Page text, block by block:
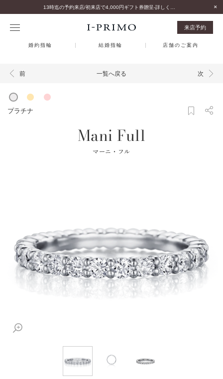
来店予約
婚約指輪 結婚指輪 店舗のご案内
前 一覧へ戻る 次
プラチナ
Mani Full
マーニ・フル